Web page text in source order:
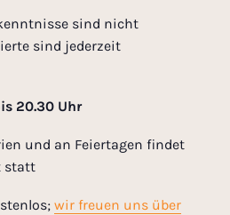
sind nicht
sind jederzeit
20.30 Uhr
und an Feiertagen findet
statt
wir freuen uns über